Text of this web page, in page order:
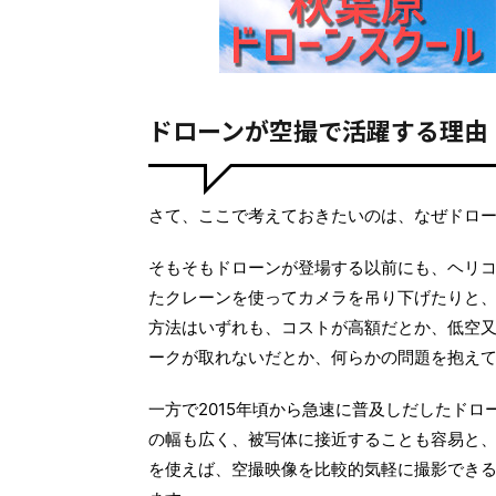
ドローンが空撮で活躍する理由
さて、ここで考えておきたいのは、なぜドロ
そもそもドローンが登場する以前にも、ヘリ
たクレーンを使ってカメラを吊り下げたりと
方法はいずれも、コストが高額だとか、低空
ークが取れないだとか、何らかの問題を抱え
一方で2015年頃から急速に普及しだしたド
の幅も広く、被写体に接近することも容易と
を使えば、空撮映像を比較的気軽に撮影でき